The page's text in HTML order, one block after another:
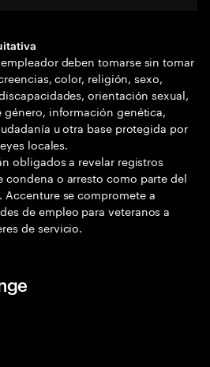
deben tomarse sin tomar
color, religión, sexo,
orientación sexual,
información genética,
u otra base protegida por
locales.
obligados a revelar registros
condena o arresto como parte del
se compromete a
de empleo para veteranos a
de servicio.